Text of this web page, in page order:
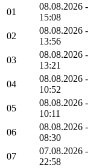
01
08.08.2026 -
15:08
02
08.08.2026 -
13:56
03
08.08.2026 -
13:21
04
08.08.2026 -
10:52
05
08.08.2026 -
10:11
06
08.08.2026 -
08:30
07
07.08.2026 -
22:58